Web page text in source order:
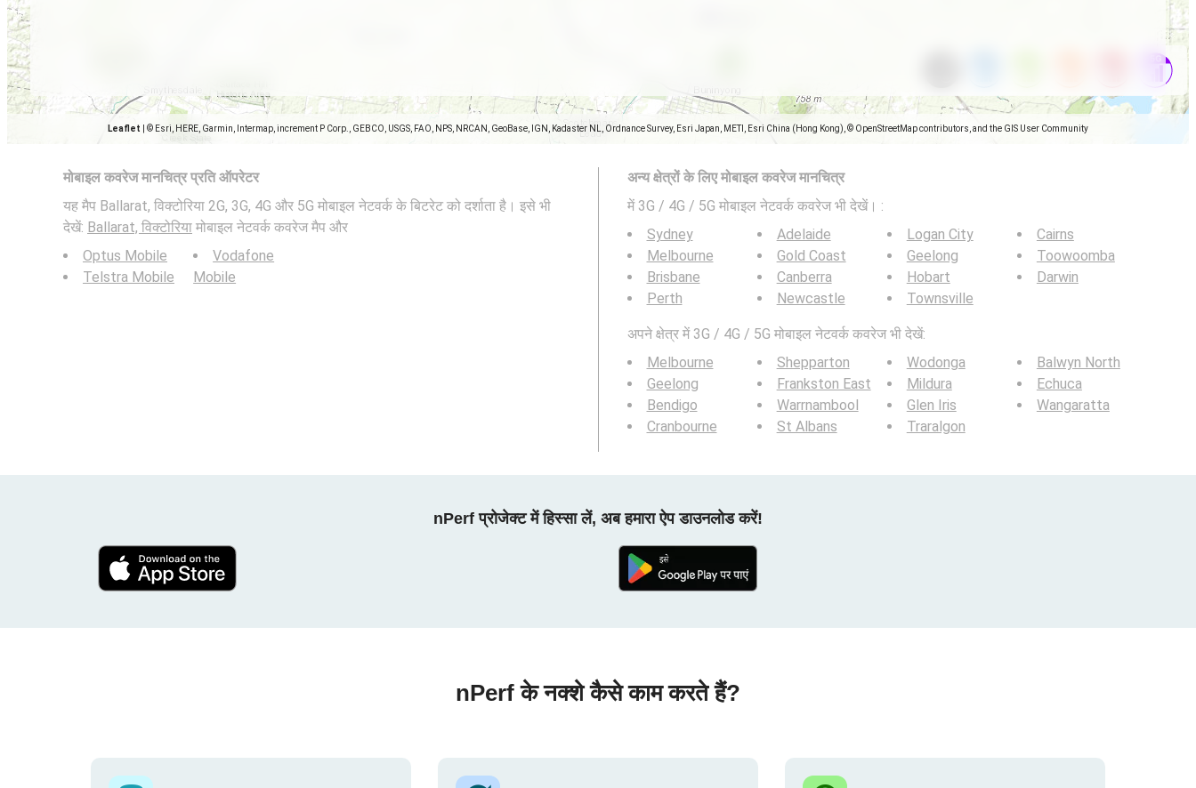
Leaflet © Esri, HERE, Garmin, Intermap, increment P Corp., GEBCO, USGS, FAO, NPS, NRCAN, GeoBase, IGN, Kadaster NL, Ordnance Survey, Esri Japan, METI, Esri China (Hong Kong), © OpenStreetMap contributors, and the GIS User Community
मोबाइल कवरेज मानचित्र प्रति ऑपरेटर
यह मैप Ballarat, विक्टोरिया 2G, 3G, 4G और 5G मोबाइल नेटवर्क के बिटरेट को दर्शाता है। इसे भी
देखें: Ballarat, विक्टोरिया मोबाइल नेटवर्क कवरेज मैप और
Optus Mobile
Telstra Mobile
Vodafone
Mobile
अन्य क्षेत्रों के लिए मोबाइल कवरेज मानचित्र
में 3G / 4G / 5G मोबाइल नेटवर्क कवरेज भी देखें। :
Sydney
Melbourne
Brisbane
Perth
Adelaide
Gold Coast
Canberra
Newcastle
Logan City
Geelong
Hobart
Townsville
Cairns
Toowoomba
Darwin
अपने क्षेत्र में 3G / 4G / 5G मोबाइल नेटवर्क कवरेज भी देखें:
Melbourne
Geelong
Bendigo
Cranbourne
Shepparton
Frankston East
Warrnambool
St Albans
Wodonga
Mildura
Glen Iris
Traralgon
Balwyn North
Echuca
Wangaratta
nPerf प्रोजेक्ट में हिस्सा लें, अब हमारा ऐप डाउनलोड करें!
nPerf के नक्शे कैसे काम करते हैं?